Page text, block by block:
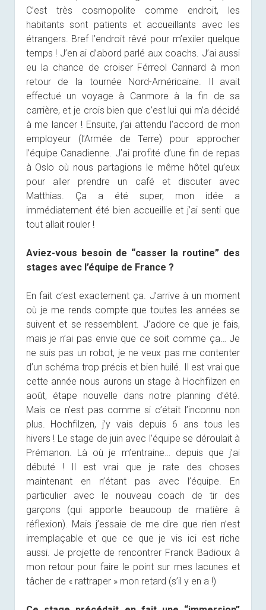
C’est très cosmopolite comme endroit, les
habitants sont patients et accueillants avec les
étrangers. Bref l’endroit rêvé pour m’exiler quelque
temps ! J’en ai d’abord parlé aux coachs. J’ai aussi
eu la chance de croiser Férreol Cannard à mon
retour de la tournée Nord-Américaine. Il avait
effectué un voyage à Canmore à la fin de sa
carrière, et je crois bien que c’est lui qui m’a décidé
à me lancer ! Ensuite, j’ai attendu l’accord de mon
employeur (l’Armée de Terre) pour approcher
l’équipe Canadienne. J’ai profité d’une fin de repas
à Oslo où nous partagions le même hôtel qu’eux
pour aller prendre un café et discuter avec
Matthias. Ça a été super, mon idée a
immédiatement été bien accueillie et j’ai senti que
tout allait rouler !
Aviez-vous besoin de “casser la routine” des
stages avec l’équipe de France ?
En fait c’est exactement ça. J’arrive à un moment
où je me rends compte que toutes les années se
suivent et se ressemblent. J’adore ce que je fais,
mais je n’ai pas envie que ce soit comme ça… Je
ne suis pas un robot, je ne veux pas me contenter
d’un schéma trop précis et bien huilé. Il est vrai que
cette année nous aurons un stage à Hochfilzen en
août, étape nouvelle dans notre planning d’été.
Mais ce n’est pas comme si c’était l’inconnu non
plus. Hochfilzen, j’y vais depuis 6 ans tous les
hivers ! Le stage de juin avec l’équipe se déroulait à
Prémanon. Là où je m’entraine… depuis que j’ai
débuté ! Il est vrai que je rate des choses
maintenant en n’étant pas avec l’équipe. En
particulier avec le nouveau coach de tir des
garçons (qui apporte beaucoup de matière à
réflexion). Mais j’essaie de me dire que rien n’est
irremplaçable et que ce que je vis ici est riche
aussi. Je projette de rencontrer Franck Badioux à
mon retour pour faire le point sur mes lacunes et
tâcher de « rattraper » mon retard (s’il y en a !)